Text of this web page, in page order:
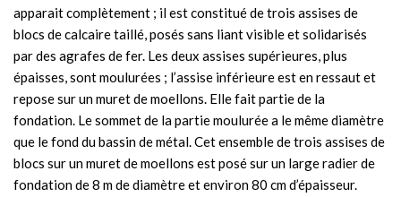
apparait complètement ; il est constitué de trois assises de
blocs de calcaire taillé, posés sans liant visible et solidarisés
par des agrafes de fer. Les deux assises supérieures, plus
épaisses, sont moulurées ; l’assise inférieure est en ressaut et
repose sur un muret de moellons. Elle fait partie de la
fondation. Le sommet de la partie moulurée a le même diamètre
que le fond du bassin de métal. Cet ensemble de trois assises de
blocs sur un muret de moellons est posé sur un large radier de
fondation de 8 m de diamètre et environ 80 cm d’épaisseur.